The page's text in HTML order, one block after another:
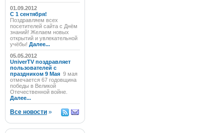
01.09.2012
C 1 сентября!
Поздравляем всех
посетителей сайта с Днём
знаний! Желаем новых
открытий и увлекательной
учёбы! Далее...
05.05.2012
UniverTV поздравляет
пользователей с
праздником 9 Мая 9 мая
отмечается 67 годовщина
победы в Великой
Отечественной войне.
Далее...
Все новости »